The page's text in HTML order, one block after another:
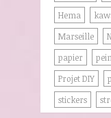
Hema
Marseille
papier
Projet DIY
stickers